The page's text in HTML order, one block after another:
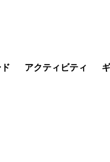
アクティビティ